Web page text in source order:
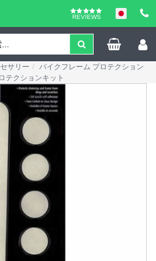
REVIEWS
サリー
バイクフレーム プロテクション
テクションキット